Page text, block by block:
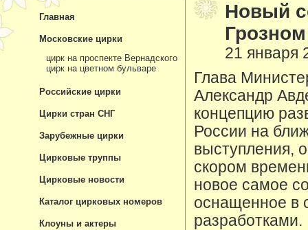
Новый
Грозном
21 января
Глава
Александр
концепцию
России на
выступления,
скором
новое самое
оснащенное в
разработками.
Главная
Московские цирки
цирк на проспекте Вернадского
цирк на цветном бульваре
Российские цирки
Цирки стран СНГ
Зарубежные цирки
Цирковые труппы
Цирковые новости
Каталог цирковых номеров
Клоуны и актеры